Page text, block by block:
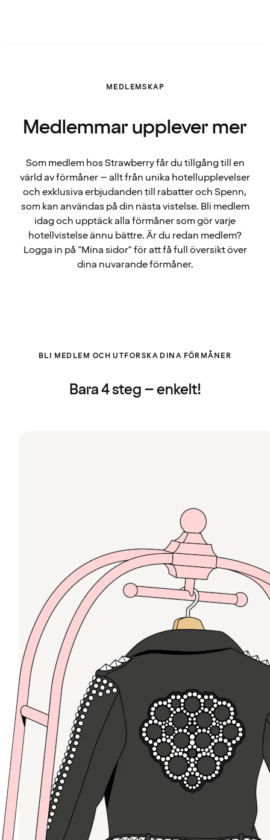
MEDLEMSKAP
Medlemmar upplever mer
Som medlem hos Strawberry får du tillgång till en
värld av förmåner – allt från unika hotellupplevelser
och exklusiva erbjudanden till rabatter och Spenn,
som kan användas på din nästa vistelse. Bli medlem
idag och upptäck alla förmåner som gör varje
hotellvistelse ännu bättre. Är du redan medlem?
Logga in på "Mina sidor" för att få full översikt över
dina nuvarande förmåner.
BLI MEDLEM OCH UTFORSKA DINA FÖRMÅNER
Bara 4 steg – enkelt!